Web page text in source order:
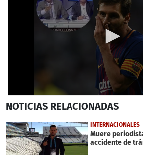
seconds
39
seconds
NOTICIAS RELACIONADAS
INTERNACIONALES
Muere
accidente de